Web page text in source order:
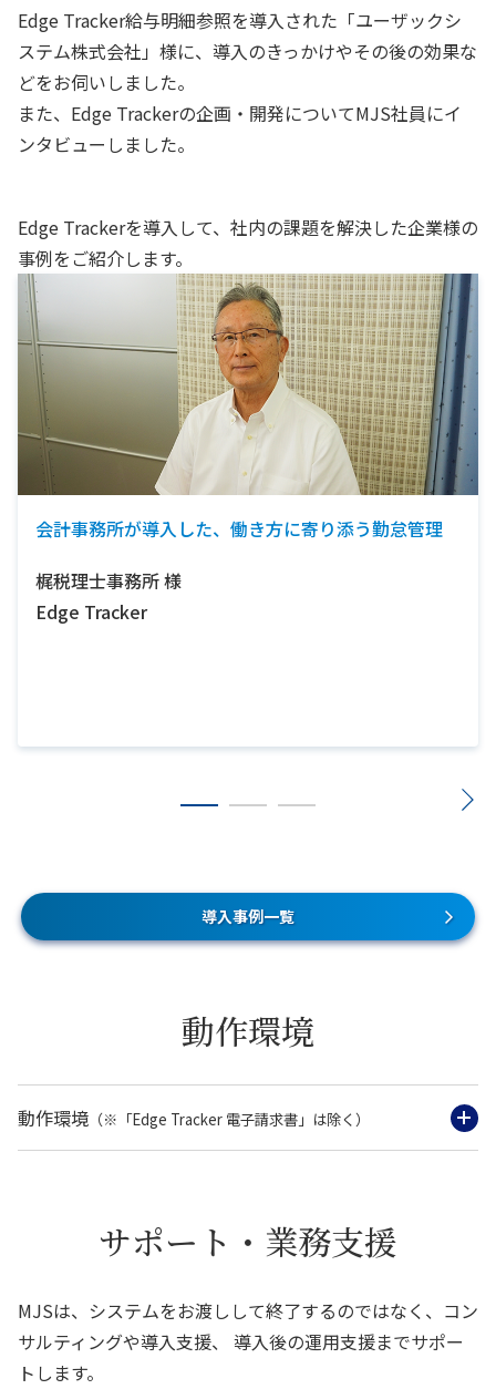
Edge Tracker給与明細参照を導入された「ユーザックシ
ステム株式会社」様に、導入のきっかけやその後の効果な
どをお伺いしました。
また、Edge Trackerの企画・開発についてMJS社員にイ
ンタビューしました。
Edge Trackerを導入して、社内の課題を解決した企業様の
事例をご紹介します。
会計事務所が導入した、働き方に寄り添う勤怠管理
梶税理士事務所様
Edge Tracker
導入事例一覧
動作環境
動作環境 （※「Edge Tracker 電子請求書」は除く）
サポート・業務支援
MJSは、システムをお渡しして終了するのではなく、コン
サルティングや導入支援、 導入後の運用支援までサポー
トします。